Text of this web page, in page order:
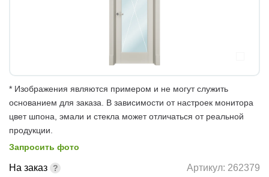
* Изображения являются примером и не могут служить
основанием для заказа. В зависимости от настроек монитора
цвет шпона, эмали и стекла может отличаться от реальной
продукции.
Запросить фото
На заказ Артикул: 262379